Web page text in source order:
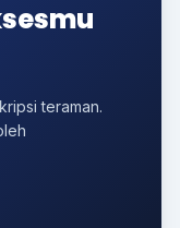
teraman.